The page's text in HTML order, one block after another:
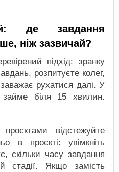
де завдання
ніж зазвичай?
підхід: зранку
розпитуєте колег,
рухатися далі. У
займе біля 15 хвилин.
відстежуйте
в проєкті: увімкніть
скільки часу завдання
стадії. Якщо замість